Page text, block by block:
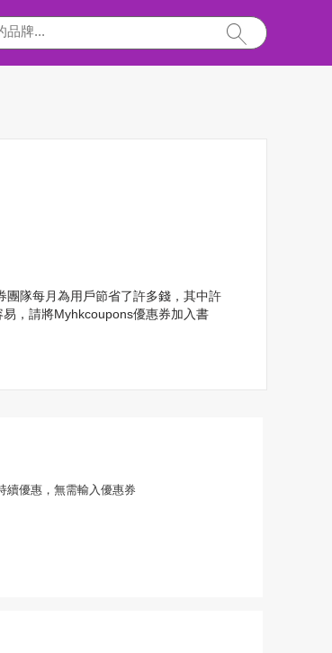
隊每月為用戶節省了許多錢，其中許
，請將Myhkcoupons優惠券加入書
續優惠，無需輸入優惠券